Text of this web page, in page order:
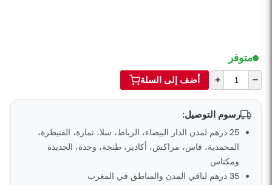
متوفر
–
+ أضف إلى السلة
رسوم التوصيل:
25 درهم لمدن الدار البيضاء، الرباط، سلا، تمارة، القنيطرة،
المحمدية، فاس، مراكش، أكادير، طنجة، وجدة، الجديدة
ومكناس
35 درهم لباقي المدن والمناطق في المغرب